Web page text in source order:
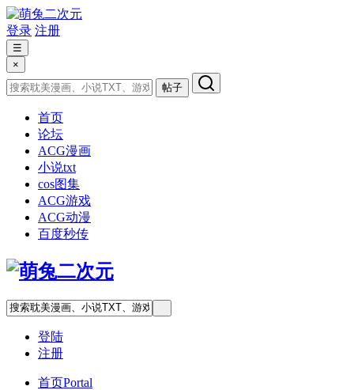
登录 注册
☰
×
帖子
首页
论坛
ACG漫画
小说txt
cos图集
ACG游戏
ACG动漫
百度秒传
登陆
注册
首页Portal